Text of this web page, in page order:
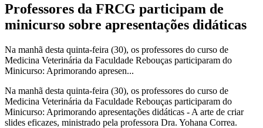
Professores da FRCG participam de
minicurso sobre apresentações didáticas
Na manhã desta quinta-feira (30), os professores do curso de
Medicina Veterinária da Faculdade Rebouças participaram do
Minicurso: Aprimorando apresen...
Na manhã desta quinta-feira (30), os professores do curso de
Medicina Veterinária da Faculdade Rebouças participaram do
Minicurso: Aprimorando apresentações didáticas - A arte de criar
slides eficazes, ministrado pela professora Dra. Yohana Correa.